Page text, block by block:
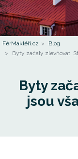
FérMakléři.cz
Blog
Byty začaly zlevňovat.
Byty
jsou